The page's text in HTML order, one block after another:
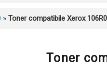
» Toner compatibile Xerox
Toner